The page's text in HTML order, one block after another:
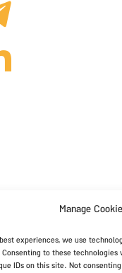
Manage
experiences, we use
to these
IDs on this site. Not